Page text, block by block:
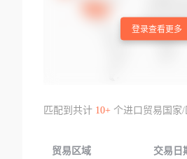
登录查看更多
匹配到共计 10+个进口贸易国家/
贸易区域 交易日